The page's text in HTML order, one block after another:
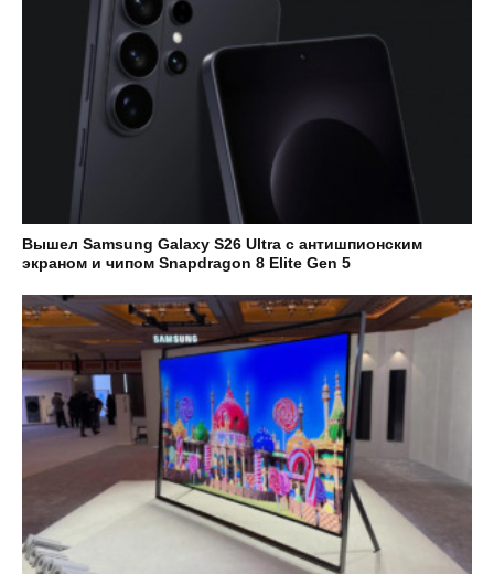
Вышел Samsung Galaxy S26 Ultra с антишпионским
экраном и чипом Snapdragon 8 Elite Gen 5